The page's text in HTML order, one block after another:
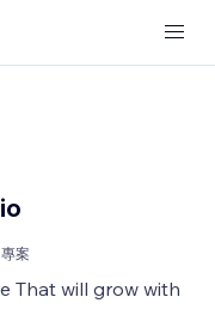
專案
That will grow with